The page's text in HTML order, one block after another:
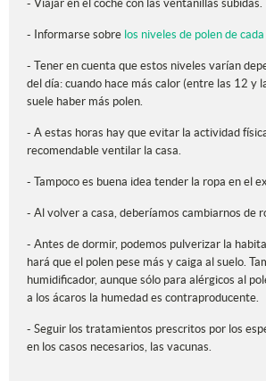
- Viajar en el coche con las ventanillas subidas.
- Informarse sobre los niveles de polen de
- Tener en cuenta que estos niveles varían
del día: cuando hace más calor (entre las 12 y
suele haber más polen.
- A estas horas hay que evitar la actividad
recomendable ventilar la casa.
- Tampoco es buena idea tender la ropa en el
- Al volver a casa, deberíamos cambiarnos de
- Antes de dormir, podemos pulverizar la
hará que el polen pese más y caiga al suelo.
humidificador, aunque sólo para alérgicos al
a los ácaros la humedad es contraproducente.
- Seguir los tratamientos prescritos por los
en los casos necesarios, las vacunas.